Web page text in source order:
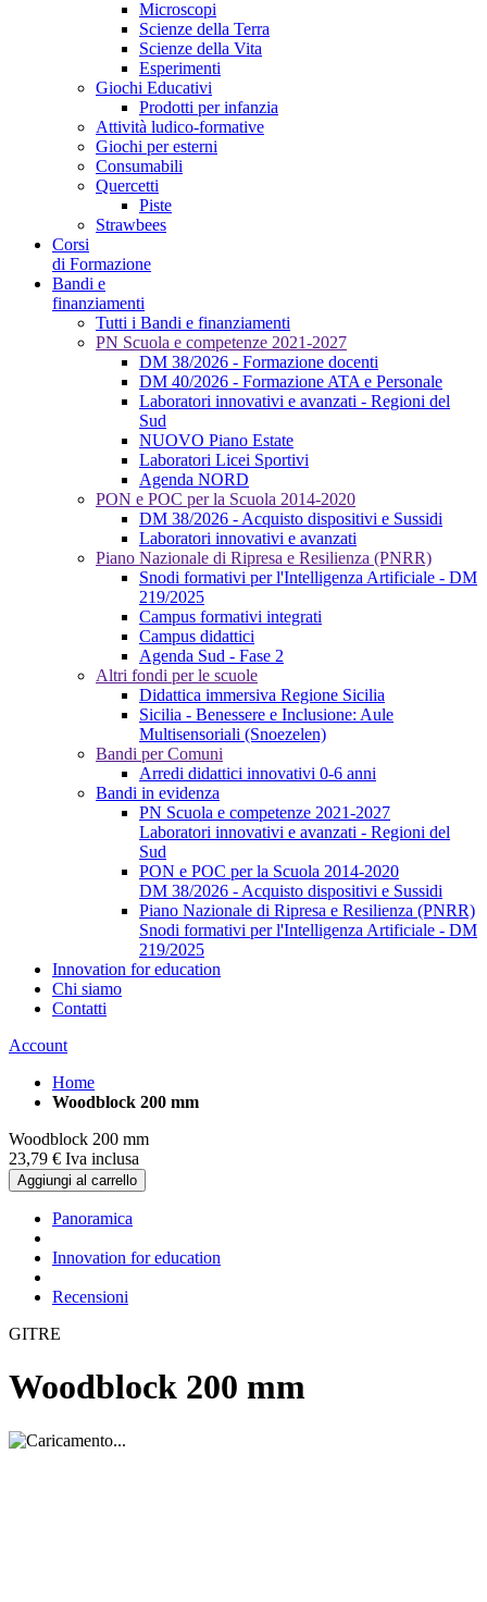
Microscopi
Scienze della Terra
Scienze della Vita
Esperimenti
Giochi Educativi
Prodotti per infanzia
Attività ludico-formative
Giochi per esterni
Consumabili
Quercetti
Piste
Strawbees
Corsi
di Formazione
Bandi e
finanziamenti
Tutti i Bandi e finanziamenti
PN Scuola e competenze 2021-2027
DM 38/2026 - Formazione docenti
DM 40/2026 - Formazione ATA e Personale
Laboratori innovativi e avanzati - Regioni del
Sud
NUOVO Piano Estate
Laboratori Licei Sportivi
Agenda NORD
PON e POC per la Scuola 2014-2020
DM 38/2026 - Acquisto dispositivi e Sussidi
Laboratori innovativi e avanzati
Piano Nazionale di Ripresa e Resilienza (PNRR)
Snodi formativi per l'Intelligenza Artificiale - DM
219/2025
Campus formativi integrati
Campus didattici
Agenda Sud - Fase 2
Altri fondi per le scuole
Didattica immersiva Regione Sicilia
Sicilia - Benessere e Inclusione: Aule
Multisensoriali (Snoezelen)
Bandi per Comuni
Arredi didattici innovativi 0-6 anni
Bandi in evidenza
PN Scuola e competenze 2021-2027
Laboratori innovativi e avanzati - Regioni del
Sud
PON e POC per la Scuola 2014-2020
DM 38/2026 - Acquisto dispositivi e Sussidi
Piano Nazionale di Ripresa e Resilienza (PNRR)
Snodi formativi per l'Intelligenza Artificiale - DM
219/2025
Innovation for education
Chi siamo
Contatti
Account
Home
Woodblock 200 mm
Woodblock 200 mm
23,79 € Iva inclusa
Aggiungi al carrello
Panoramica
Innovation for education
Recensioni
GITRE
Woodblock 200 mm